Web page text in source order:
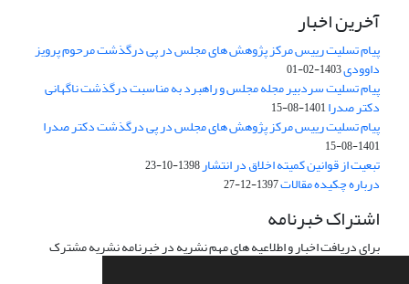
آخرین اخبار
پیام تسلیت رییس مرکز پژوهش های مجلس در پی درگذشت مرحوم پرویز
داوودی1403-02-01
پیام تسلیت سردبیر مجله مجلس و راهبرد به مناسبت درگذشت ناگهانی
دکتر صدرا1401-08-15
پیام تسلیت رییس مرکز پژوهش های مجلس در پی درگذشت دکتر صدرا
1401-08-15
تبعیت از قوانین کمیته اخلاق در انتشار1398-10-23
درباره چکیده مقالات1397-12-27
اشتراک خبرنامه
برای دریافت اخبار و اطلاعیه های مهم نشریه در خبرنامه نشریه مشترک